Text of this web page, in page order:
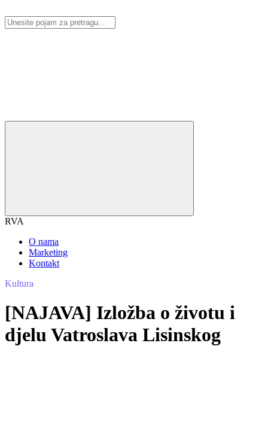
RVA
O nama
Marketing
Kontakt
Kultura
[NAJAVA] Izložba o životu i
djelu Vatroslava Lisinskog